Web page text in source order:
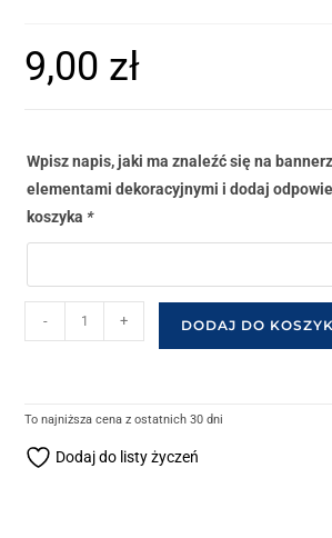
9,00 zł
Wpisz napis, jaki ma znaleźć się na
elementami dekoracyjnymi i dodaj
koszyka *
- + DODAJ DO
To najniższa cena z ostatnich 30 dni
Dodaj do listy życzeń